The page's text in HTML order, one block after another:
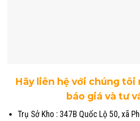
Hãy liên hệ với chúng tôi
báo giá và tư
Trụ Sở Kho : 347B Quốc Lộ 50, xã